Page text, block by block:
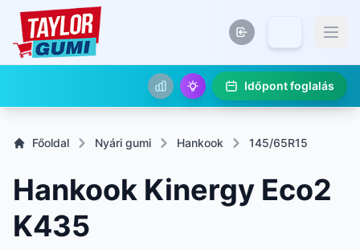
Időpont foglalás
Főoldal Nyári gumi Hankook 145/65R15
Hankook Kinergy Eco2
K435